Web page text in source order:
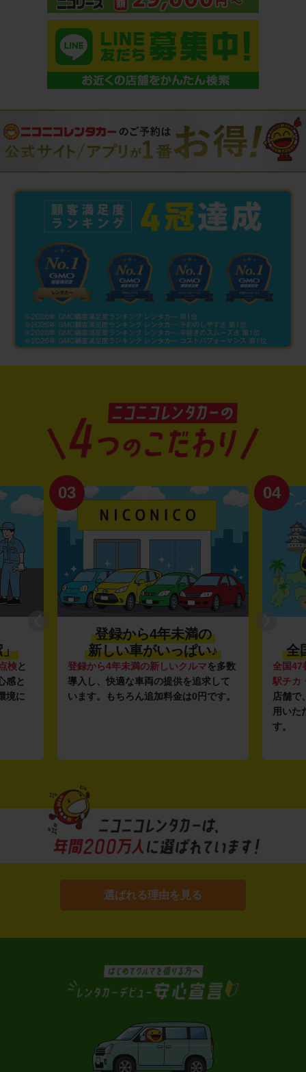
」
検と
感と
境に
03
登録から4年未満の
新しい車がいっぱい♪
登録から4年未満の新しいクルマを多数
導入し、快適な車両の提供を追求して
います。もちろん追加料金は0円です。
04
全
全国47
駅チカ
店舗で
用いた
す。
選ばれる理由を見る